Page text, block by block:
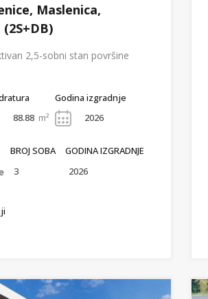
Maslenica,
2,5-sobni stan površine
88.88 m²
Godina izgradnje
2026
BROJ SOBA
3
GODINA IZGRADNJE
2026